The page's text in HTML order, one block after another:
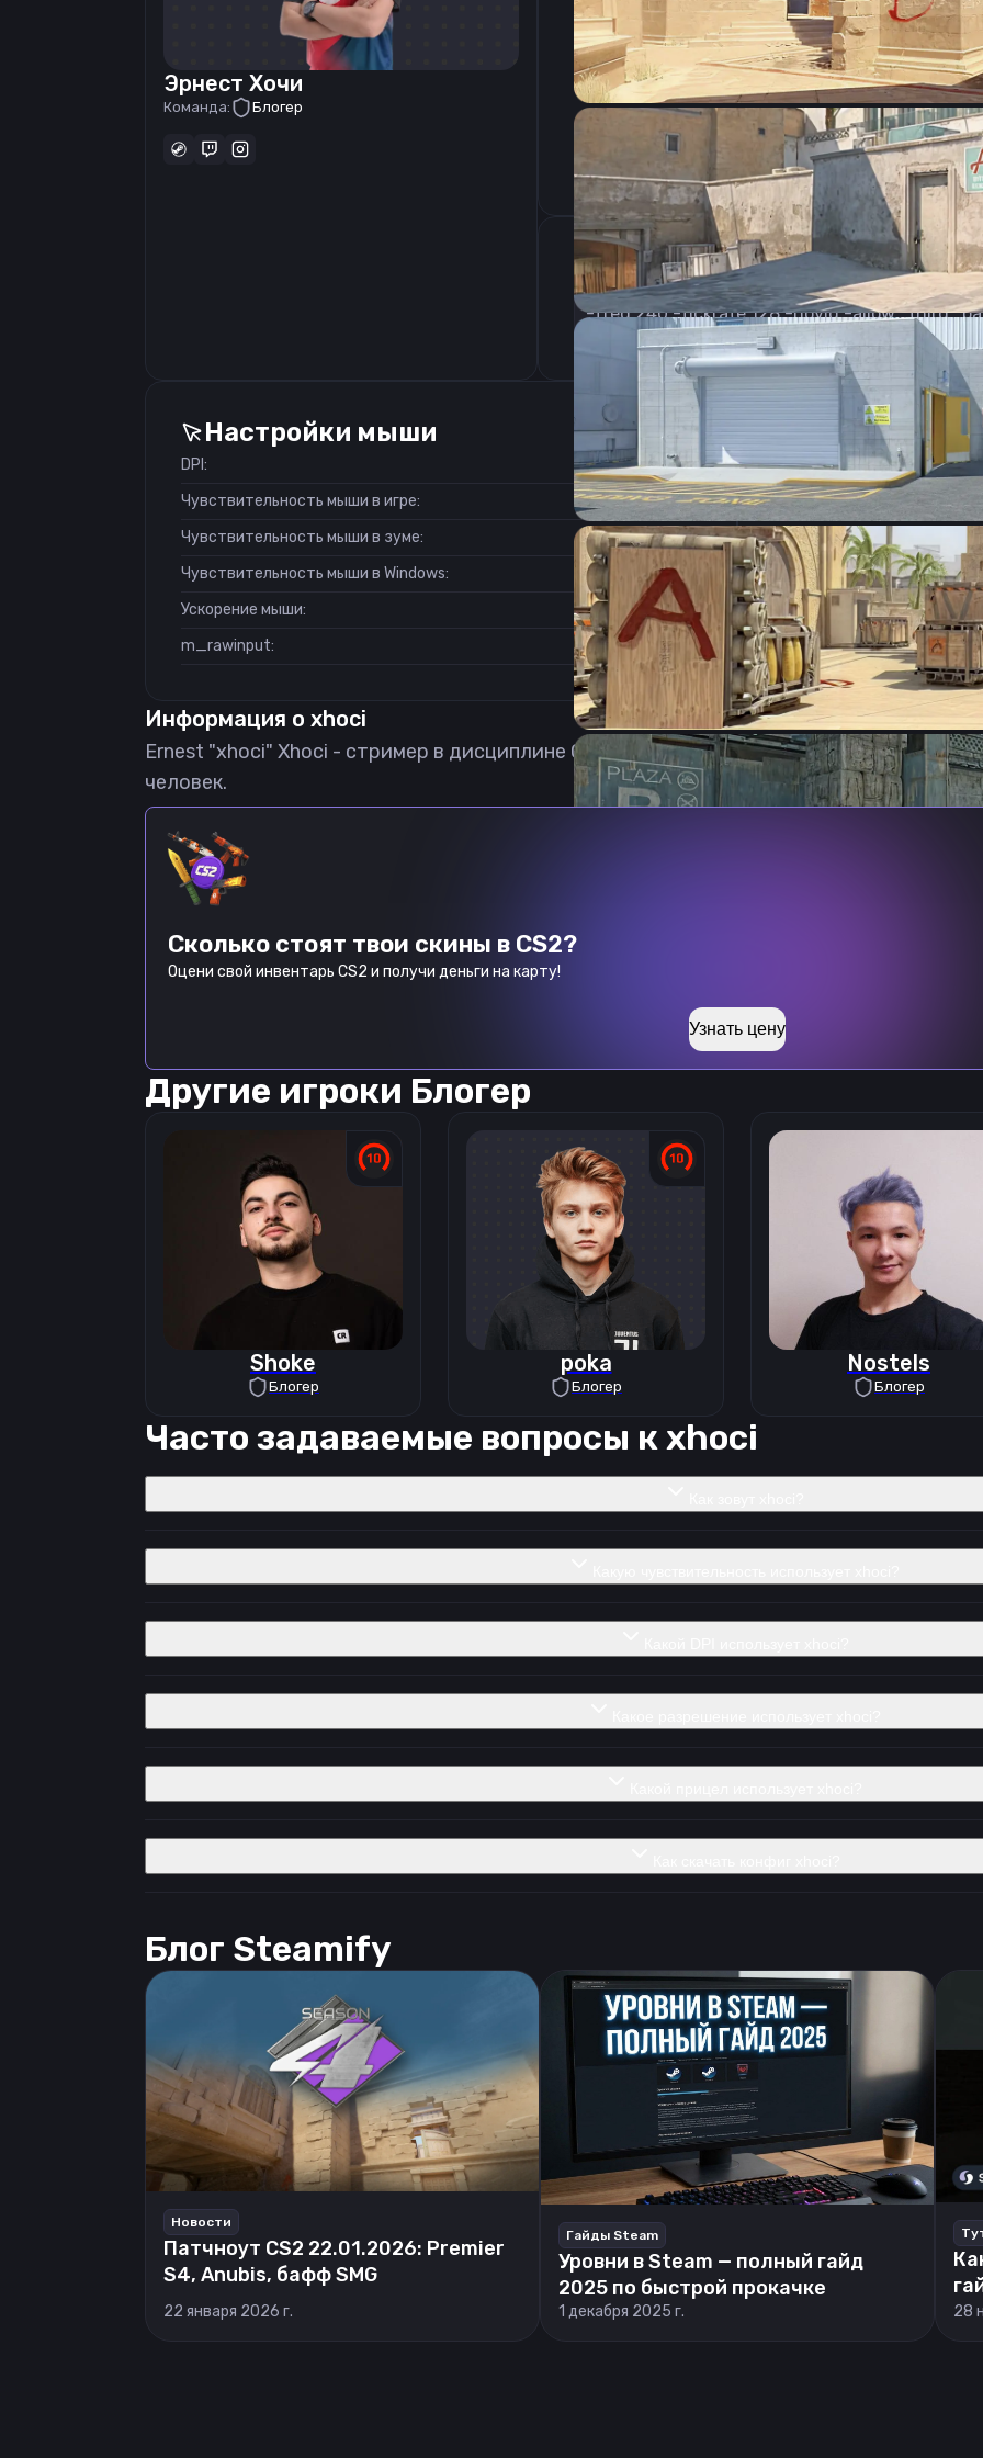
Эрнест Хочи
Команда: Блогер
CSGO-XYFea-fzfHN-yHh2f-hcdaL-4rHrL
Параметры запуска
-freq 240 -tickrate 128 -novid -
Настройки мыши
DPI:
400
Чувствительность мыши в игре:
1.9
Чувствительность мыши в зуме:
1
Чувствительность мыши в Windows:
6/11
Ускорение мыши:
0
m_rawinput:
1
Настройки
Разрешение
Соотношение сторон
Формат изображения
Частота обновления
Информация о xhoci
Ernest "xhoci" Xhoci - стример в дисциплине Counter-Strike 2 из Косово. На его твич
человек.
Сколько стоят твои скины в CS2?
Оцени свой инвентарь CS2 и получи деньги на карту!
Узнать цену
Другие игроки Блогер
Shoke
Блогер
poka
Блогер
Nostels
Блогер
Часто задаваемые вопросы кxhoci
Блог Steamify
Новости
Патчноут CS2 22.01.2026: Premier
S4, Anubis, бафф SMG
22 января 2026 г.
Гайды Steam
Уровни в Steam — полный гайд
2025 по быстрой прокачке
1 декабря 2025 г. 28